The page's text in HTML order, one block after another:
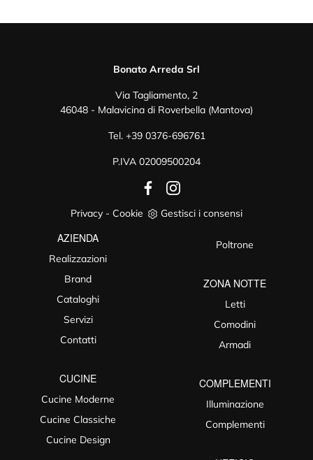
Bonato Arreda Srl
Via Tagliamento, 2
46048 - Malavicina di Roverbella (Mantova)
Tel. +39 0376-696761
P.IVA 02009500204
Privacy - Cookie Gestisci i consensi
AZIENDA
Realizzazioni
Brand
Cataloghi
Servizi
Contatti
CUCINE
Cucine Moderne
Cucine Classiche
Cucine Design
Poltrone
ZONA NOTTE
Letti
Comodini
Armadi
COMPLEMENTI
Illuminazione
Complementi